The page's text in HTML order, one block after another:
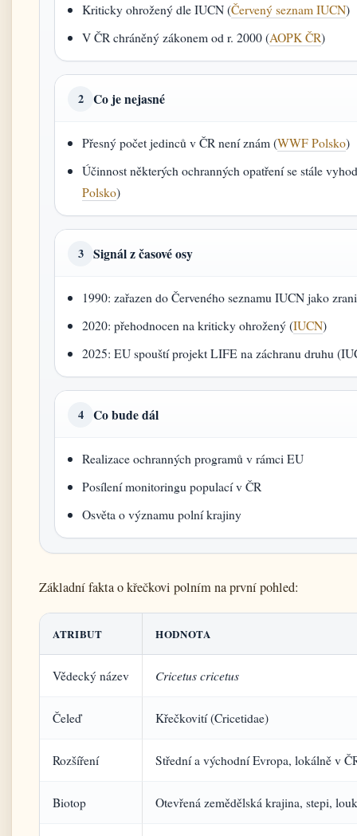
Kriticky ohrožený dle IUCN (Červený seznam IUCN)
V ČR chráněný zákonem od r. 2000 (AOPK ČR)
2 Co je nejasné
Přesný počet jedinců v ČR není znám (WWF Polsko)
Účinnost některých ochranných opatření se stále
Polsko)
3 Signál z časové osy
1990: zařazen do Červeného seznamu IUCN jako
2020: přehodnocen na kriticky ohrožený (IUCN)
2025: EU spouští projekt LIFE na záchranu druhu
4 Co bude dál
Realizace ochranných programů v rámci EU
Posílení monitoringu populací v ČR
Osvěta o významu polní krajiny
Základní fakta o křečkovi polním na první pohled:
ATRIBUT HODNOTA
Vědecký název Cricetus cricetus
Čeleď Křečkovití (Cricetidae)
Rozšíření Střední a východní Evropa, lokálně v
Biotop Otevřená zemědělská krajina, stepi,